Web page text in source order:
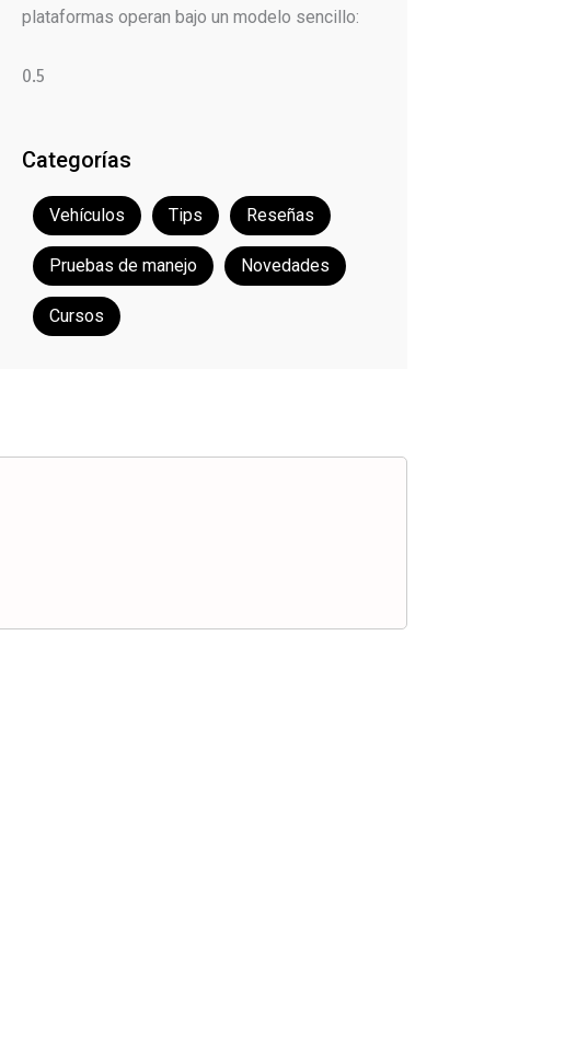
plataformas operan bajo un modelo sencillo:
Categorías
Vehículos Tips Reseñas
Pruebas de manejo Novedades
Cursos